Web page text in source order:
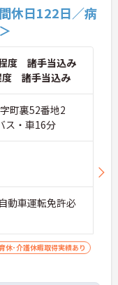
休日122日／病
度 諸手当込み
度 諸手当込み
町裏52番地2
ス・車16分
動車運転免許必
休･介護休暇取得実績あり